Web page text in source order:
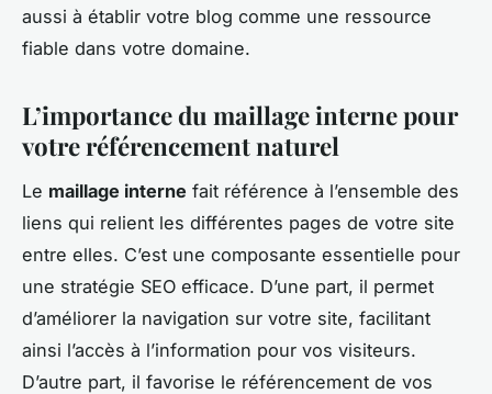
aussi à établir votre blog comme une ressource
fiable dans votre domaine.
L’importance du maillage interne pour
votre référencement naturel
Le maillage interne fait référence à l’ensemble des
liens qui relient les différentes pages de votre site
entre elles. C’est une composante essentielle pour
une stratégie SEO efficace. D’une part, il permet
d’améliorer la navigation sur votre site, facilitant
ainsi l’accès à l’information pour vos visiteurs.
D’autre part, il favorise le référencement de vos